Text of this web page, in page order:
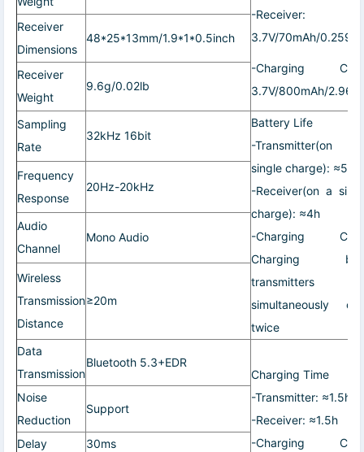
-Receiver:
3.7V/70mAh/
-Charging
3.7V/800mAh/
Receiver
Dimensions
48*25*13mm/1.9*1*0.5inch
Receiver
Weight
9.6g/0.02lb
Sampling
Rate
32kHz 16bit
Battery Life
-Transmitter(on
single charge): ≈5h
-Receiver(on a
charge): ≈4h
-Charging
Charging
transmitters
simultaneously
twice
Frequency
Response
20Hz-20kHz
Audio
Channel
Mono Audio
Wireless
Transmission
Distance
≥20m
Data
Transmission
Bluetooth 5.3+EDR
Charging Time
-Transmitter: ≈1.5h
-Receiver: ≈1.5h
-Charging
Noise
Reduction
Support
Delay
30ms